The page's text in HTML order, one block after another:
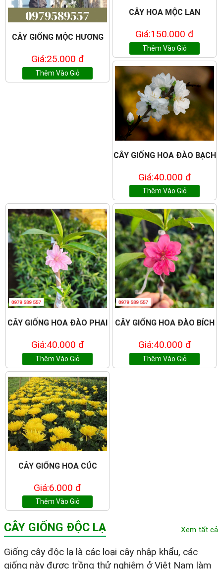
CÂY GIỐNG MỘC HƯƠNG
Giá:25.000 đ
Thêm Vào Giỏ
CÂY HOA MỘC LAN
Giá:150.000 đ
Thêm Vào Giỏ
CÂY GIỐNG HOA ĐÀO BẠCH
Giá:40.000 đ
Thêm Vào Giỏ
CÂY GIỐNG HOA ĐÀO PHAI
Giá:40.000 đ
Thêm Vào Giỏ
CÂY GIỐNG HOA ĐÀO BÍCH
Giá:40.000 đ
Thêm Vào Giỏ
CÂY GIỐNG HOA CÚC
Giá:6.000 đ
Thêm Vào Giỏ
CÂY GIỐNG ĐỘC LẠ Xem tất cả
Giống cây độc lạ là các loại cây nhập khẩu, các
giống này được trồng thử nghiệm ở Việt Nam làm